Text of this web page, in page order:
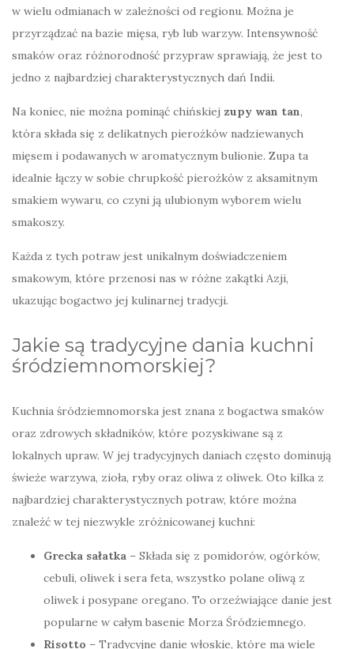
w wielu odmianach w zależności od regionu. Można je
przyrządzać na bazie mięsa, ryb lub warzyw. Intensywność
smaków oraz różnorodność przypraw sprawiają, że jest to
jedno z najbardziej charakterystycznych dań Indii.
Na koniec, nie można pominąć chińskiej zupy wan tan,
która składa się z delikatnych pierożków nadziewanych
mięsem i podawanych w aromatycznym bulionie. Zupa ta
idealnie łączy w sobie chrupkość pierożków z aksamitnym
smakiem wywaru, co czyni ją ulubionym wyborem wielu
smakoszy.
Każda z tych potraw jest unikalnym doświadczeniem
smakowym, które przenosi nas w różne zakątki Azji,
ukazując bogactwo jej kulinarnej tradycji.
Jakie są tradycyjne dania kuchni
śródziemnomorskiej?
Kuchnia śródziemnomorska jest znana z bogactwa smaków
oraz zdrowych składników, które pozyskiwane są z
lokalnych upraw. W jej tradycyjnych daniach często dominują
świeże warzywa, zioła, ryby oraz oliwa z oliwek. Oto kilka z
najbardziej charakterystycznych potraw, które można
znaleźć w tej niezwykle zróżnicowanej kuchni:
Grecka sałatka – Składa się z pomidorów, ogórków,
cebuli, oliwek i sera feta, wszystko polane oliwą z
oliwek i posypane oregano. To orzeźwiające danie jest
popularne w całym basenie Morza Śródziemnego.
Risotto – Tradycyjne danie włoskie, które ma wiele